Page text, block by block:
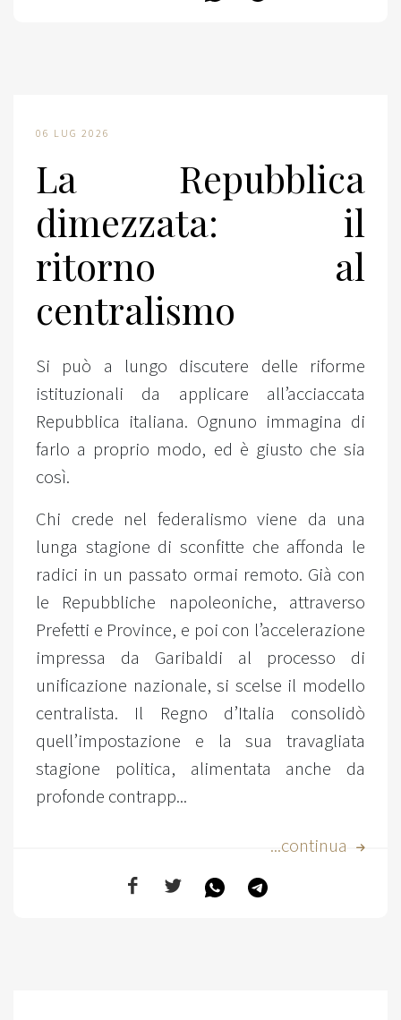
06 LUG 2026
La Repubblica
dimezzata: il
ritorno al
centralismo
Si può a lungo discutere delle riforme
istituzionali da applicare all’acciaccata
Repubblica italiana. Ognuno immagina di
farlo a proprio modo, ed è giusto che sia
così.
Chi crede nel federalismo viene da una
lunga stagione di sconfitte che affonda le
radici in un passato ormai remoto. Già con
le Repubbliche napoleoniche, attraverso
Prefetti e Province, e poi con l’accelerazione
impressa da Garibaldi al processo di
unificazione nazionale, si scelse il modello
centralista. Il Regno d’Italia consolidò
quell’impostazione e la sua travagliata
stagione politica, alimentata anche da
profonde contrapp...
...continua